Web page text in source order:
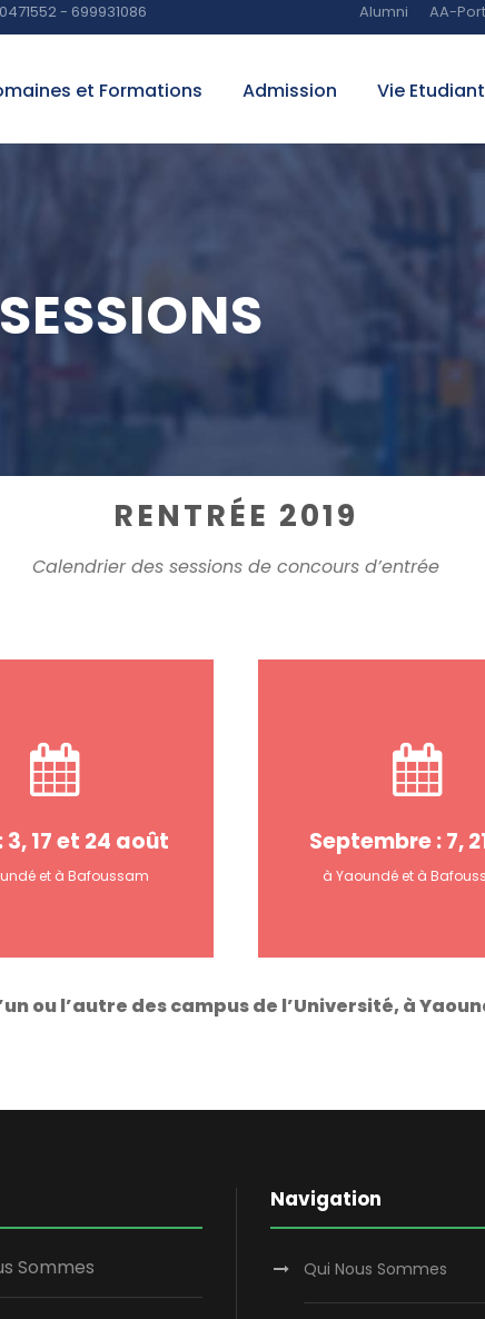
- 699931086 Alumni AA-
et Formations Admission Vie
RENTRÉE 2019
Calendrier des sessions de concours d’entrée
3, 17 et 24 août
et à Bafoussam
Septembre : 7,
à Yaoundé et à
ou l’autre des campus de l’Université, à
Sommes
Navigation
Qui Nous Sommes